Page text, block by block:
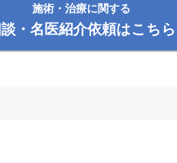
施術・治療に関する
・名医紹介依頼はこちら